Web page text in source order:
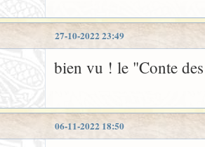
27-10-2022 23:49
bien vu ! le "Conte
06-11-2022 18:50